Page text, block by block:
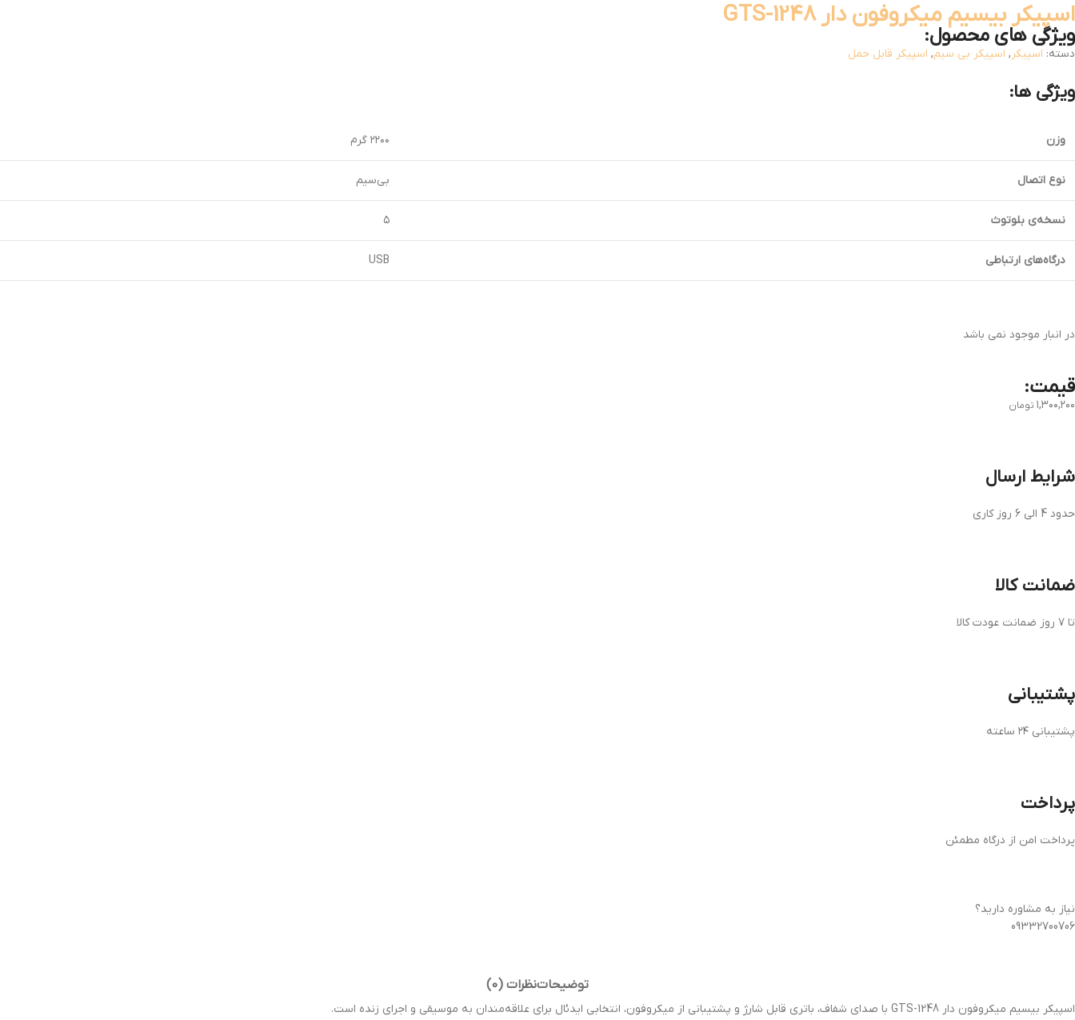
اسپیکر بیسیم میکروفون دار GTS-1248
ویژگی های محصول:
دسته: اسپیکر, اسپیکر بی سیم, اسپیکر قابل حمل
ویژگی ها:
وزن ۲۲۰۰ گرم
نوع اتصال بی‌سیم
نسخه‌ی بلوتوث ۵
درگاه‌های ارتباطی USB
در انبار موجود نمی باشد
قیمت:
۱,۳۰۰,۲۰۰ تومان
شرایط ارسال
حدود 4 الی 6 روز کاری
ضمانت کالا
تا ۷ روز ضمانت عودت کالا
پشتیبانی
پشتیبانی ۲۴ ساعته
پرداخت
پرداخت امن از درگاه مطمئن
نیاز به مشاوره دارید؟
09332700706
توضیحاتنظرات (0)
اسپیکر بیسیم میکروفون دار GTS-1248 با صدای شفاف، باتری قابل شارژ و پشتیبانی از میکروفون، انتخابی ایدئال برای علاقه‌مندان به موسیقی و اجرای زنده است.